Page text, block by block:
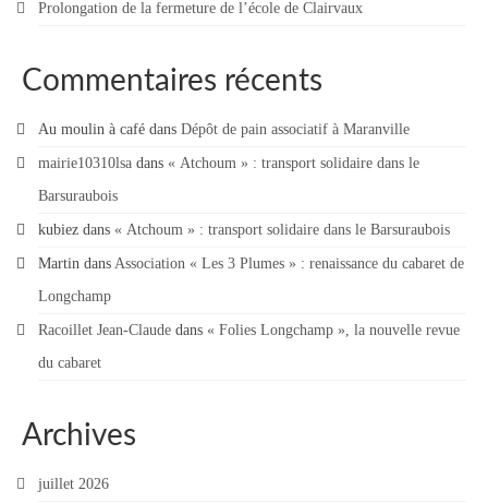
Prolongation de la fermeture de l’école de Clairvaux
Commentaires récents
Au moulin à café dans Dépôt de pain associatif à Maranville
mairie10310lsa dans « Atchoum » : transport solidaire dans le
Barsuraubois
kubiez dans « Atchoum » : transport solidaire dans le Barsuraubois
Martin dans Association « Les 3 Plumes » : renaissance du cabaret de
Longchamp
Racoillet Jean-Claude dans « Folies Longchamp », la nouvelle revue
du cabaret
Archives
juillet 2026